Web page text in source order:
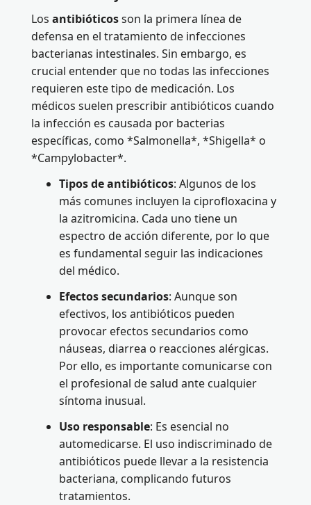
Los antibióticosson la primera línea de
defensa en el tratamiento de infecciones
bacterianas intestinales. Sin embargo, es
crucial entender que no todas las infecciones
requieren este tipo de medicación. Los
médicos suelen prescribir antibióticos cuando
la infección es causada por bacterias
específicas, como *Salmonella*, *Shigella* o
*Campylobacter*.
Tipos de antibióticos: Algunos de los
más comunes incluyen la ciprofloxacina y
la azitromicina. Cada uno tiene un
espectro de acción diferente, por lo que
es fundamental seguir las indicaciones
del médico.
Efectos secundarios: Aunque son
efectivos, los antibióticos pueden
provocar efectos secundarios como
náuseas, diarrea o reacciones alérgicas.
Por ello, es importante comunicarse con
el profesional de salud ante cualquier
síntoma inusual.
Uso responsable: Es esencial no
automedicarse. El uso indiscriminado de
antibióticos puede llevar a la resistencia
bacteriana, complicando futuros
tratamientos.